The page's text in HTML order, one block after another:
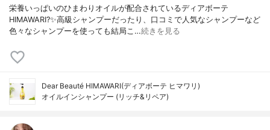
栄養いっぱいのひまわりオイルが配合されているディアボーテ
HIMAWARI?✨高級シャンプーだったり、口コミで人気なシャンプーなど
色々なシャンプーを使っても結局こ…続きを見る
Dear Beauté HIMAWARI(ディアボーテ ヒマワリ)
オイルインシャンプー (リッチ&リペア)